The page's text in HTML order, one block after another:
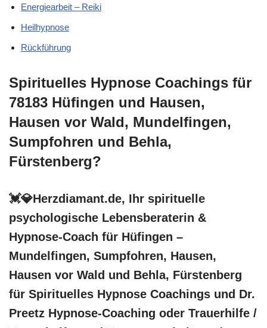
Energiearbeit – Reiki
Heilhypnose
Rückführung
Spirituelles Hypnose Coachings für
78183 Hüfingen und Hausen,
Hausen vor Wald, Mundelfingen,
Sumpfohren und Behla,
Fürstenberg?
💓️💎Herzdiamant.de, Ihr spirituelle
psychologische Lebensberaterin &
Hypnose-Coach für Hüfingen –
Mundelfingen, Sumpfohren, Hausen,
Hausen vor Wald und Behla, Fürstenberg
für Spirituelles Hypnose Coachings und Dr.
Preetz Hypnose-Coaching oder Trauerhilfe /